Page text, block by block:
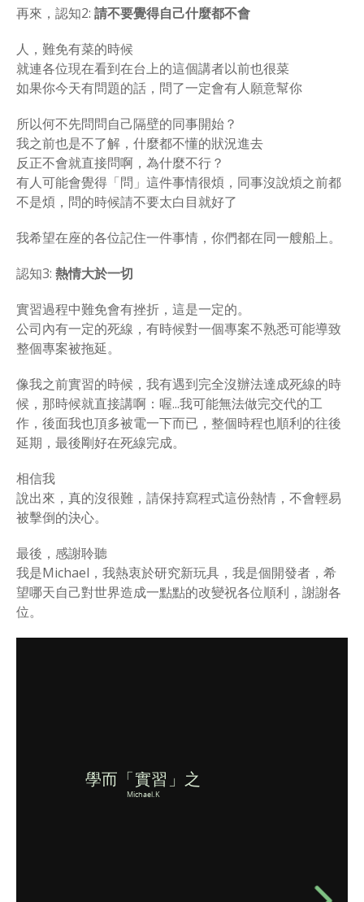
再來，認知2: 請不要覺得自己什麼都不會
人，難免有菜的時候
就連各位現在看到在台上的這個講者以前也很菜
如果你今天有問題的話，問了一定會有人願意幫你
所以何不先問問自己隔壁的同事開始？
我之前也是不了解，什麼都不懂的狀況進去
反正不會就直接問啊，為什麼不行？
有人可能會覺得「問」這件事情很煩，同事沒說煩之前都
不是煩，問的時候請不要太白目就好了
我希望在座的各位記住一件事情，你們都在同一艘船上。
認知3: 熱情大於一切
實習過程中難免會有挫折，這是一定的。
公司內有一定的死線，有時候對一個專案不熟悉可能導致
整個專案被拖延。
像我之前實習的時候，我有遇到完全沒辦法達成死線的時
候，那時候就直接講啊：喔...我可能無法做完交代的工
作，後面我也頂多被電一下而已，整個時程也順利的往後
延期，最後剛好在死線完成。
相信我
說出來，真的沒很難，請保持寫程式這份熱情，不會輕易
被擊倒的決心。
最後，感謝聆聽
我是Michael，我熱衷於研究新玩具，我是個開發者，希
望哪天自己對世界造成一點點的改變祝各位順利，謝謝各
位。